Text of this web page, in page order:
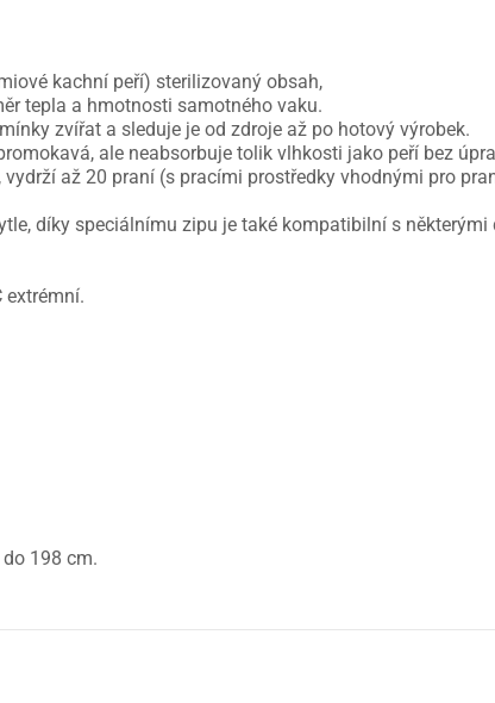
kachní peří) sterilizovaný obsah,
tepla a hmotnosti samotného vaku.
zvířat a sleduje je od zdroje až po hotový výrobek.
ale neabsorbuje tolik vlhkosti jako peří bez
až 20 praní (s pracími prostředky vhodnými pro
díky speciálnímu zipu je také kompatibilní s
extrémní.
198 cm.